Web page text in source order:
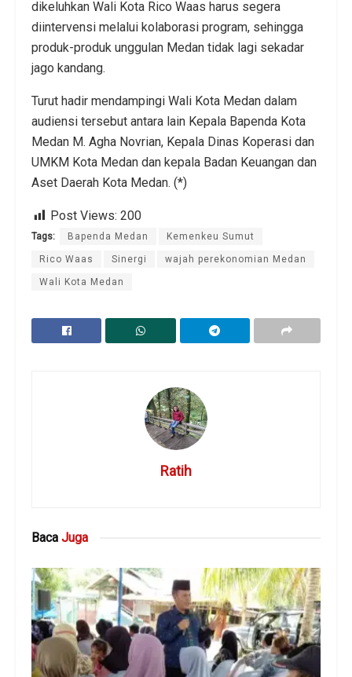
dikeluhkan Wali Kota Rico Waas harus segera
diintervensi melalui kolaborasi program, sehingga
produk-produk unggulan Medan tidak lagi sekadar
jago kandang.
Turut hadir mendampingi Wali Kota Medan dalam
audiensi tersebut antara lain Kepala Bapenda Kota
Medan M. Agha Novrian, Kepala Dinas Koperasi dan
UMKM Kota Medan dan kepala Badan Keuangan dan
Aset Daerah Kota Medan. (*)
Post Views: 200
Tags: Bapenda Medan Kemenkeu Sumut
Rico Waas Sinergi wajah perekonomian Medan
Wali Kota Medan
Ratih
Baca Juga